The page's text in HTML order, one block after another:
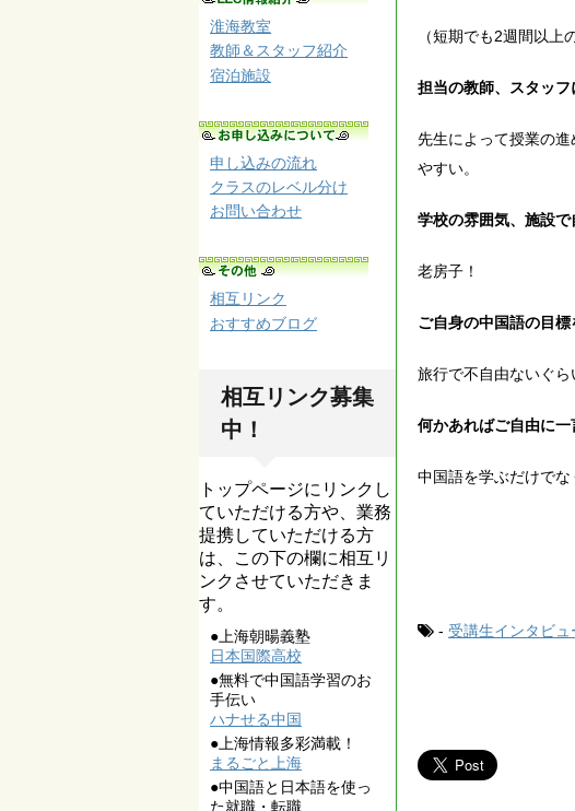
（短期でも2週間以上
担当の教師、スタッフ
先生によって授業の
やすい。
学校の雰囲気、施設
老房子！
ご自身の中国語の目標
旅行で不自由ないぐ
何かあればご自由に一
中国語を学ぶだけで
- 受講生インタビュ
淮海教室
教師＆スタッフ紹介
宿泊施設
申し込みの流れ
クラスのレベル分け
お問い合わせ
相互リンク
おすすめブログ
相互リンク募集
中！
トップページにリンクし
ていただける方や、業務
提携していただける方
は、この下の欄に相互リ
ンクさせていただきま
す。
●上海朝暘義塾
日本国際高校
●無料で中国語学習のお
手伝い
ハナせる中国
●上海情報多彩満載！
まるごと上海
●中国語と日本語を使っ
た就職・転職